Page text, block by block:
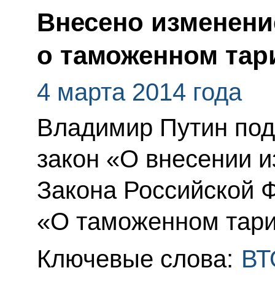
Внесено
о таможенном
4 марта 2014 года
Владимир Путин
закон «О внесении
Закона Российской
«О таможенном
Ключевые слова: